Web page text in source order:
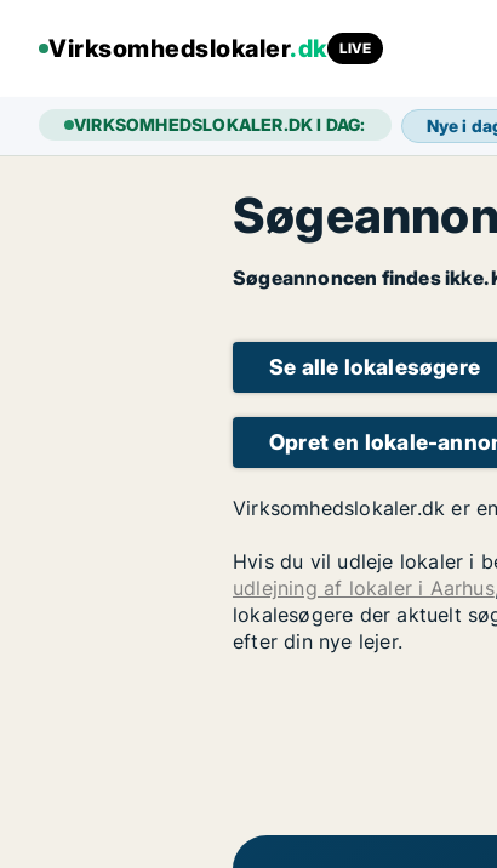
Virksomhedslokaler.dk LIVE
VIRKSOMHEDSLOKALER.DK I DAG: Nye i
Søgeannoncen findes ikke.
Se alle lokalesøgere
Opret en lokale-
Virksomhedslokaler.dk er
Hvis du vil udleje lokaler i
udlejning af lokaler i Aarhus
lokalesøgere der aktuelt
efter din nye lejer.